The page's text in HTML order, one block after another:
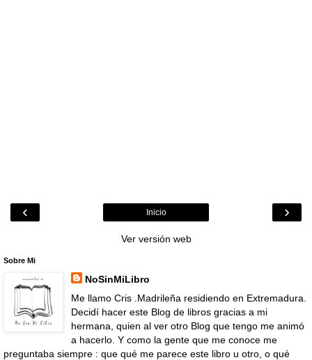
‹ ›
Inicio
Ver versión web
Sobre Mi
NoSinMiLibro
Me llamo Cris .Madrileña residiendo en Extremadura.
Decidí hacer este Blog de libros gracias a mi
hermana, quien al ver otro Blog que tengo me animó
a hacerlo. Y como la gente que me conoce me
preguntaba siempre : que qué me parece este libro u otro, o qué